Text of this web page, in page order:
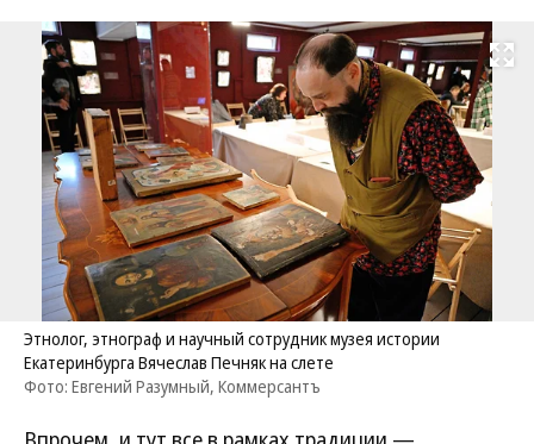
Развернуть
Этнолог, этнограф и научный сотрудник музея истории
Екатеринбурга Вячеслав Печняк на слете
Фото: Евгений Разумный, Коммерсантъ